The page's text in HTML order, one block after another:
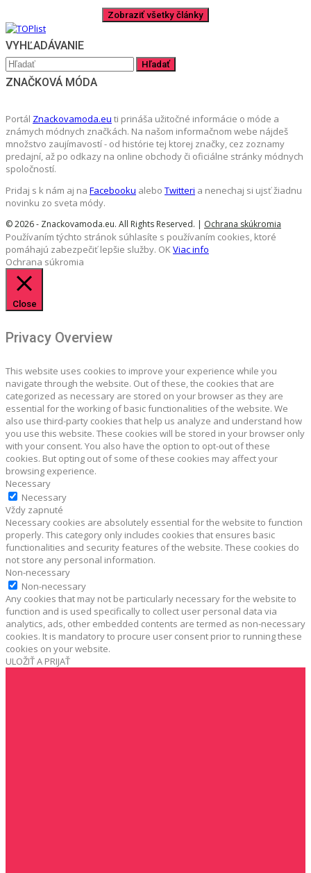
VYHĽADÁVANIE
ZNAČKOVÁ MÓDA
Portál Znackovamoda.eu ti prináša užitočné informácie o móde a
známych módnych značkách. Na našom informačnom webe nájdeš
množstvo zaujímavostí - od histórie tej ktorej značky, cez zoznamy
predajní, až po odkazy na online obchody či oficiálne stránky módnych
spoločností.
Pridaj s k nám aj na Facebooku alebo Twitteri a nenechaj si ujsť žiadnu
novinku zo sveta módy.
© 2026 - Znackovamoda.eu. All Rights Reserved. | Ochrana skúkromia
Používaním týchto stránok súhlasíte s používaním cookies, ktoré
pomáhajú zabezpečiť lepšie služby. OKViac info
Ochrana súkromia
Close
Privacy Overview
This website uses cookies to improve your experience while you
navigate through the website. Out of these, the cookies that are
categorized as necessary are stored on your browser as they are
essential for the working of basic functionalities of the website. We
also use third-party cookies that help us analyze and understand how
you use this website. These cookies will be stored in your browser only
with your consent. You also have the option to opt-out of these
cookies. But opting out of some of these cookies may affect your
browsing experience.
Necessary
Necessary
Vždy zapnuté
Necessary cookies are absolutely essential for the website to function
properly. This category only includes cookies that ensures basic
functionalities and security features of the website. These cookies do
not store any personal information.
Non-necessary
Non-necessary
Any cookies that may not be particularly necessary for the website to
function and is used specifically to collect user personal data via
analytics, ads, other embedded contents are termed as non-necessary
cookies. It is mandatory to procure user consent prior to running these
cookies on your website.
ULOŽIŤ A PRIJAŤ